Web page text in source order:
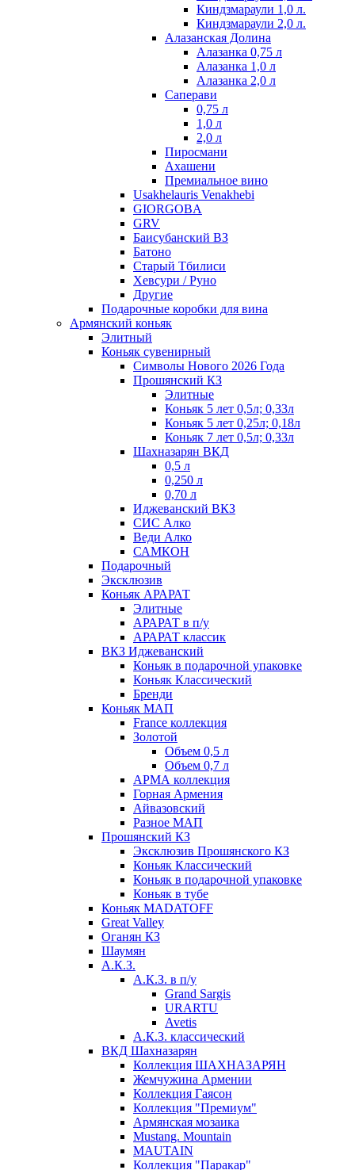
Киндзмараули 1,0 л.
Киндзмараули 2,0 л.
Алазанская Долина
Алазанка 0,75 л
Алазанка 1,0 л
Алазанка 2,0 л
Саперави
0,75 л
1,0 л
2,0 л
Пиросмани
Ахашени
Премиальное вино
Usakhelauris Venakhebi
GIORGOBA
GRV
Баисубанский ВЗ
Батоно
Старый Тбилиси
Хевсури / Руно
Другие
Подарочные коробки для вина
Армянский коньяк
Элитный
Коньяк сувенирный
Символы Нового 2026 Года
Прошянский КЗ
Элитные
Коньяк 5 лет 0,5л; 0,33л
Коньяк 5 лет 0,25л; 0,18л
Коньяк 7 лет 0,5л; 0,33л
Шахназарян ВКД
0,5 л
0,250 л
0,70 л
Иджеванский ВКЗ
СИС Алко
Веди Алко
САМКОН
Подарочный
Эксклюзив
Коньяк АРАРАТ
Элитные
АРАРАТ в п/у
АРАРАТ классик
ВКЗ Иджеванский
Коньяк в подарочной упаковке
Коньяк Классический
Бренди
Коньяк МАП
France коллекция
Золотой
Объем 0,5 л
Объем 0,7 л
АРМА коллекция
Горная Армения
Айвазовский
Разное МАП
Прошянский КЗ
Эксклюзив Прошянского КЗ
Коньяк Классический
Коньяк в подарочной упаковке
Коньяк в тубе
Коньяк MADATOFF
Great Valley
Оганян КЗ
Шаумян
А.К.З.
А.К.З. в п/у
Grand Sargis
URARTU
Avetis
А.К.З. классический
ВКД Шахназарян
Коллекция ШАХНАЗАРЯН
Жемчужина Армении
Коллекция Гаясон
Коллекция "Премиум"
Армянская мозаика
Mustang. Mountain
MAUTAIN
Коллекция "Паракар"